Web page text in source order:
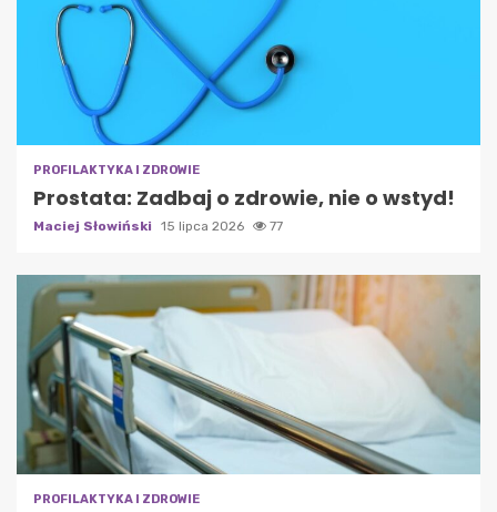
PROFILAKTYKA I ZDROWIE
Prostata: Zadbaj o zdrowie, nie o wstyd!
Maciej Słowiński 15 lipca 2026 77
PROFILAKTYKA I ZDROWIE